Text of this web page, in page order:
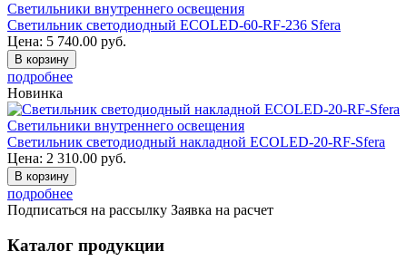
Светильники внутреннего освещения
Светильник светодиодный ECOLED-60-RF-236 Sfera
Цена: 5 740.00 руб.
В корзину
подробнее
Новинка
Светильники внутреннего освещения
Светильник светодиодный накладной ECOLED-20-RF-Sfera
Цена: 2 310.00 руб.
В корзину
подробнее
Подписаться на рассылку Заявка на расчет
Каталог продукции